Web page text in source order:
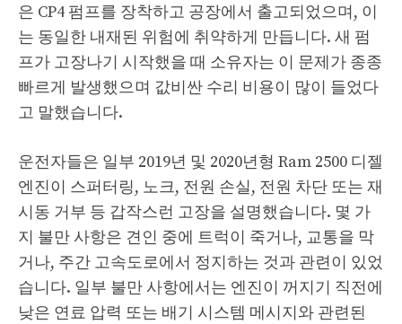
은 CP4 펌프를 장착하고 공장에서 출고되었으며, 이
는 동일한 내재된 위험에 취약하게 만듭니다. 새 펌
프가 고장나기 시작했을 때 소유자는 이 문제가 종종
빠르게 발생했으며 값비싼 수리 비용이 많이 들었다
고 말했습니다.
운전자들은 일부 2019년 및 2020년형 Ram 2500 디젤
엔진이 스퍼터링, 노크, 전원 손실, 전원 차단 또는 재
시동 거부 등 갑작스런 고장을 설명했습니다. 몇 가
지 불만 사항은 견인 중에 트럭이 죽거나, 교통을 막
거나, 주간 고속도로에서 정지하는 것과 관련이 있었
습니다. 일부 불만 사항에서는 엔진이 꺼지기 직전에
낮은 연료 압력 또는 배기 시스템 메시지와 관련된